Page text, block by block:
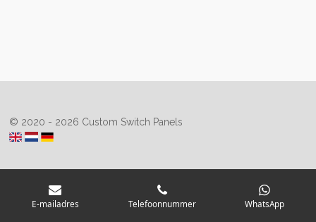
© 2020 - 2026 Custom Switch Panels
E-mailadres Telefoonnummer WhatsApp